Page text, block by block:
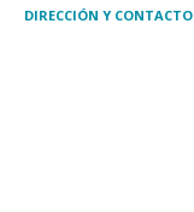
DIRECCIÓN Y CONTACTO